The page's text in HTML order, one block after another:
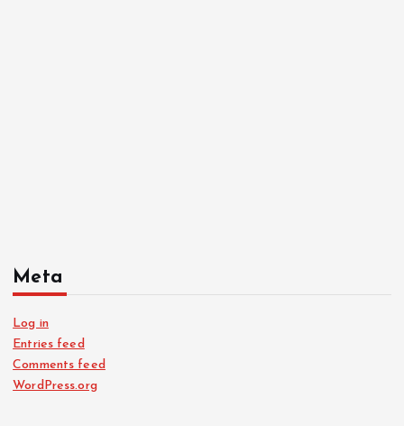
Meta
Log in
Entries feed
Comments feed
WordPress.org